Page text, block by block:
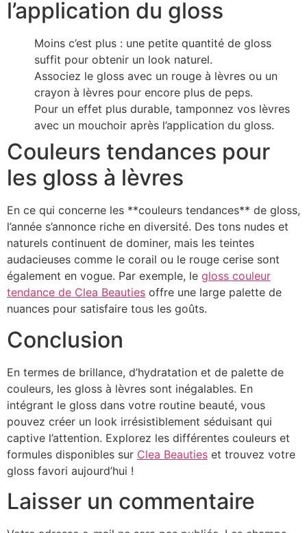
l’application du gloss
Moins c’est plus : une petite quantité de gloss
suffit pour obtenir un look naturel.
Associez le gloss avec un rouge à lèvres ou un
crayon à lèvres pour encore plus de peps.
Pour un effet plus durable, tamponnez vos lèvres
avec un mouchoir après l’application du gloss.
Couleurs tendances pour
les gloss à lèvres
En ce qui concerne les **couleurs tendances** de gloss,
l’année s’annonce riche en diversité. Des tons nudes et
naturels continuent de dominer, mais les teintes
audacieuses comme le corail ou le rouge cerise sont
également en vogue. Par exemple, le gloss couleur
tendance de Clea Beauties offre une large palette de
nuances pour satisfaire tous les goûts.
Conclusion
En termes de brillance, d’hydratation et de palette de
couleurs, les gloss à lèvres sont inégalables. En
intégrant le gloss dans votre routine beauté, vous
pouvez créer un look irrésistiblement séduisant qui
captive l’attention. Explorez les différentes couleurs et
formules disponibles sur Clea Beauties et trouvez votre
gloss favori aujourd’hui !
Laisser un commentaire